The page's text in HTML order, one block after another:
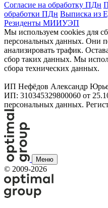
Согласие на обработку ПДн
обработки ПДн Выписка из
Резиденты МИИУЭП
Мы используем cookies для
персональных данных. Они
анализировать трафик.
сбор таких данных. Мы
сбора технических данных.
ИП Нефёдов Александр
ИП: 310345329800060 от
персональных данных.
Меню
© 2009-2026